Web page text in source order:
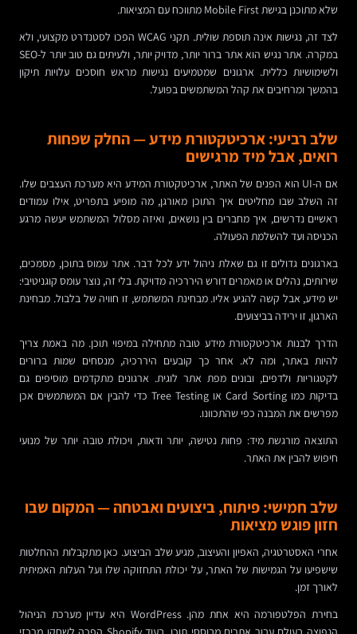
שלא מתוכנן בגישת Mobile First מתווכח עם המציאות.
לצד זה, נגישות אינה תוספת שולית. תקני WCAG הפכו לסטנדרט מקצועי, ולא
במקרה. אתר נגיש הוא אתר ברור יותר, מדויק יותר, ולעיתים גם טוב יותר ל-SEO
ולשימושיות כללית. ארגונים שמטמיעים נגישות מראש חוסכים עלויות תיקון
בהמשך ומרחיבים את קהל המשתמשים בפועל.
שלב רביעי: ארכיטקטורת מידע — החלק שפחות
רואים, אבל מיד מרגישים
אם ה-UI הוא הפנים של האתר, ארכיטקטורת המידע היא מערכת העצבים שלו.
זה השלב שבו מחליטים איך התוכן מאורגן, מה מופיע בתפריט, אילו עמודים
ראשיים נדרשים, איך מחברים בין נושאים, ואיזה מסלול המשתמש יעשה מרגע
הכניסה ועד להשלמת הפעולה.
בארגונים גדולים זו גם שאלת ניהול ידע לכל דבר. אתר עמוס בתוכן, מסמכים,
שירותים, נהלים או מאמרים דורש היררכיה מדויקת. בלי זה, נוצר עומס קוגניטיבי:
יש מידע, אבל קשה להגיע אליו. מבחינת המשתמש, זו חוויה של בלבול. מבחינת
הארגון, זו ירידה בביצועים.
הדרך לבנות ארכיטקטורת מידע טובה מתחילה במיפוי תוכן. מה באמת צריך
להיות באתר, ומה לא. אחר כך קובעים היררכיה, מנסחים שמות ברורים
לקטגוריות ולדפים, ובונים מפת אתר לוגית. ארגונים מתקדמים מוסיפים גם
בדיקות כמו Card Sorting או Tree Testing כדי להבין אם המשתמשים אכן
מפרשים את המבנה כפי שהתכוונו.
התוצאה מורגשת מיד: פחות נטישה, יותר ודאות, ויכולת טובה יותר של מנועי
חיפוש להבין את האתר.
שלב חמישי: פיתוח, ביצועים ואבטחה — המקום שבו
חזון פוגש מציאות
אחרי האסטרטגיה, האפיון והעיצוב, מגיע שלב הביצוע. כאן מתקבלות ההחלטות
שישפיעו על הגמישות של האתר, על יכולת התחזוקה שלו ועל העלות האמיתית
לאורך זמן.
בחירת הפלטפורמה היא אחת מהן. WordPress היא עדיין מערכת הניהול